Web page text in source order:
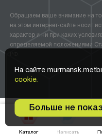
Каталог Написать
На сайте
cookie.
Больше не
Обращаем ваше внимание на
на этом интернет-сайте носит
характер и ни при каких
определяемой положениями